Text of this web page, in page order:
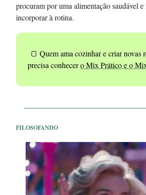
procuram por uma alimentação saudável
incorporar à rotina.
🍞 Quem ama cozinhar e criar novas
precisa conhecero Mix Prático e o
FILOSOFANDO